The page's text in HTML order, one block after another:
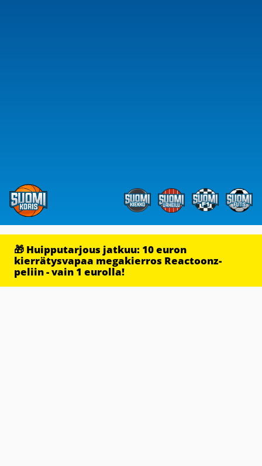
🎁 Huipputarjous jatkuu: 10 euron
kierrätysvapaa megakierros Reactoonz-
peliin - vain 1 eurolla!